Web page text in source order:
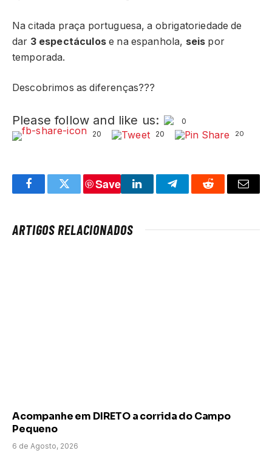
Na citada praça portuguesa, a obrigatoriedade de
dar 3 espectáculose na espanhola, seis por
temporada.
Descobrimos as diferenças???
Please follow and like us:
0
20
20 20
FacebookTwitter
Save
LinkedInTelegramReddit Email
ARTIGOS RELACIONADOS
Acompanhe em DIRETO a corrida do Campo
Pequeno
6 de Agosto, 2026